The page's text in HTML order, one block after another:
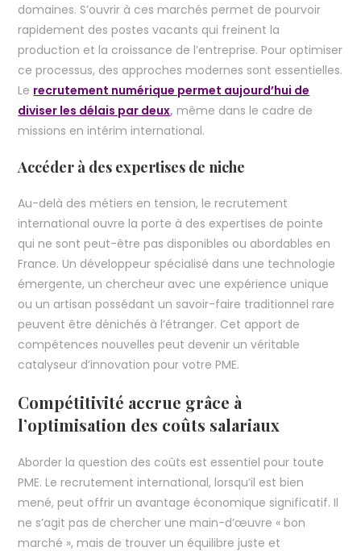
domaines. S’ouvrir à ces marchés permet de pourvoir
rapidement des postes vacants qui freinent la
production et la croissance de l’entreprise. Pour optimiser
ce processus, des approches modernes sont essentielles.
Le recrutement numérique permet aujourd’hui de
diviser les délais par deux, même dans le cadre de
missions en intérim international.
Accéder à des expertises de niche
Au-delà des métiers en tension, le recrutement
international ouvre la porte à des expertises de pointe
qui ne sont peut-être pas disponibles ou abordables en
France. Un développeur spécialisé dans une technologie
émergente, un chercheur avec une expérience unique
ou un artisan possédant un savoir-faire traditionnel rare
peuvent être dénichés à l’étranger. Cet apport de
compétences nouvelles peut devenir un véritable
catalyseur d’innovation pour votre PME.
Compétitivité accrue grâce à
l’optimisation des coûts salariaux
Aborder la question des coûts est essentiel pour toute
PME. Le recrutement international, lorsqu’il est bien
mené, peut offrir un avantage économique significatif. Il
ne s’agit pas de chercher une main-d’œuvre « bon
marché », mais de trouver un équilibre juste et